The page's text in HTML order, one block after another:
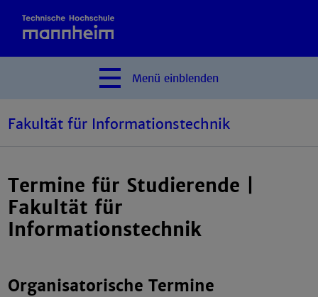
Menü einblenden
Fakultät für Informationstechnik
Termine für Studierende |
Fakultät für
Informationstechnik
Organisatorische Termine